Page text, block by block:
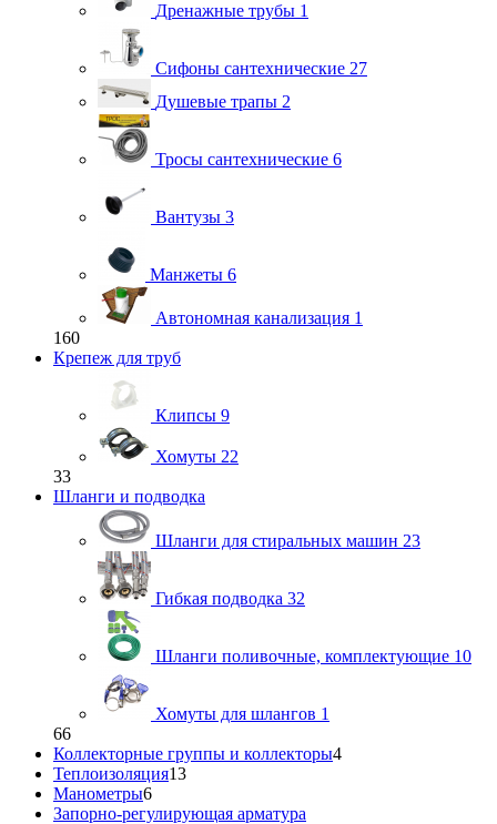
Дренажные трубы 1
Сифоны сантехнические 27
Душевые трапы 2
Тросы сантехнические 6
Вантузы 3
Манжеты 6
Автономная канализация 1
160
Крепеж для труб
Клипсы 9
Хомуты 22
33
Шланги и подводка
Шланги для стиральных машин 23
Гибкая подводка 32
Шланги поливочные, комплектующие 10
Хомуты для шлангов 1
66
Коллекторные группы и коллекторы4
Теплоизоляция13
Манометры6
Запорно-регулирующая арматура